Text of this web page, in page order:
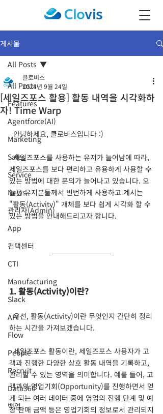
게시물
All Posts
Features
Agentforce(AI)
Marketing
Sales
Service
News
관리자(Admin)
App
컨택센터
CTI
Manufacturing
Slack
API
Flow
People
Recruit
Data360
백업
All Posts
[세일즈포스 활용] 활동 내역을 시각화하
자! Time Warp
클로비스
2024년 9월 24일
  안녕하세요, 클로비스입니다 :)
  세일즈포스를 사용하는 유저가 늘어남에 따라,
세일즈포스를 보다 편리하고 유용하게 사용할 수
있는 방법에 대한 문의가 늘어나고 있습니다. 오
늘은 유저분들께서 빈번하게 사용하고 계시는
"활동(Activity)" 개체를 보다 쉽게 시각화 할 수
있는 방법을 안내해드리고자 합니다.
1. 활동(Activity)이란?
  우선, 활동(Activity)이란 무엇인지 간단히 정리
하는 시간을 가져보겠습니다.
  세일즈포스 활동이란, 세일즈포스 사용자가 고
객과 진행한 다양한 상호 활동 내역을 기록하고,
관리할 수 있는 영역을 의미합니다. 예를 들어, 고
객과의 영업기회(Opportunity)를 진행하면서 얻
게 되는 여러 데이터 중에 영업의 진행 단계 및 예
상 판매 금액 등은 영업기회의 정보로서 관리되지